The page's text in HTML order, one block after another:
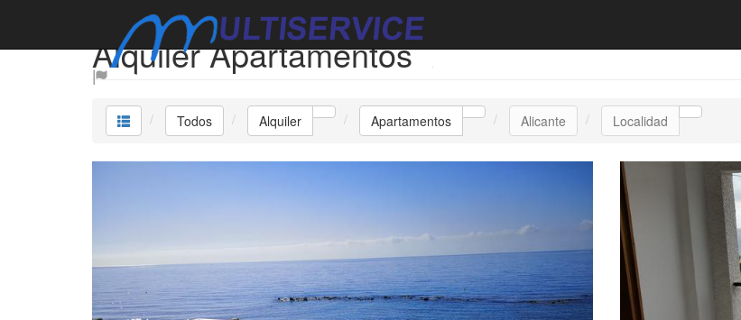
Alquiler Apartamentos
Todos Alquiler Apartamentos Alicante Localidad